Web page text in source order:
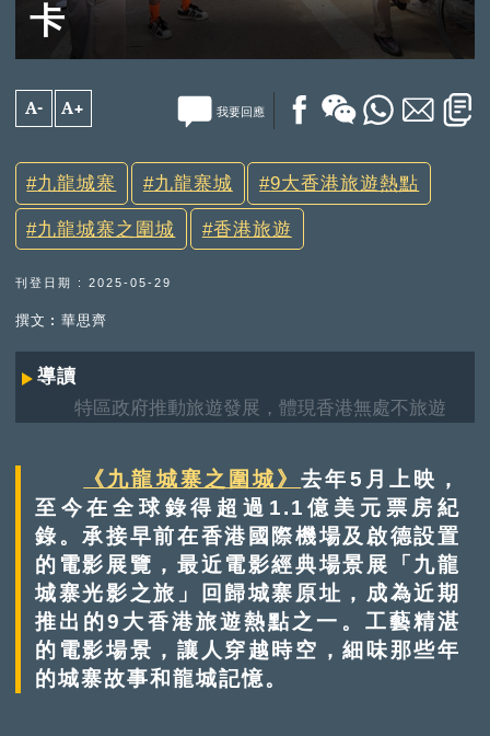
卡
A- A+ 我要回應
九龍城寨 九龍寨城 9大香港旅遊熱點
九龍城寨之圍城 香港旅遊
刊登日期 : 2025-05-29
撰文︰華思齊
導讀
特區政府推動旅遊發展，體現香港無處不旅遊
舊城中環深度遊、特色社區—香港龍城深度遊、紀
律先鋒巡禮、開放舊油麻地警署、「四山」旅遊、
發展前紅磡鐵路貨運碼頭。「9大香港旅遊熱點」
系列文章，將帶大家了解更多這些旅遊熱點和它們
背後的故事。
《九龍城寨之圍城》去年5月上映，
至今在全球錄得超過1.1億美元票房紀
錄。承接早前在香港國際機場及啟德設置
的電影展覽，最近電影經典場景展「九龍
城寨光影之旅」回歸城寨原址，成為近期
推出的9大香港旅遊熱點之一。工藝精湛
的電影場景，讓人穿越時空，細味那些年
的城寨故事和龍城記憶。